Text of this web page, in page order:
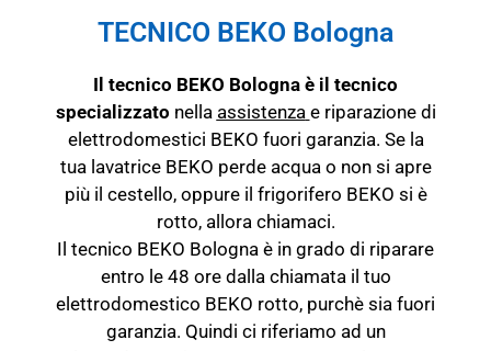
TECNICO BEKO Bologna
Il tecnico BEKO Bologna è il tecnico
specializzato nella assistenza e riparazione di
elettrodomestici BEKO fuori garanzia. Se la
tua lavatrice BEKO perde acqua o non si apre
più il cestello, oppure il frigorifero BEKO si è
rotto, allora chiamaci.
Il tecnico BEKO Bologna è in grado di riparare
entro le 48 ore dalla chiamata il tuo
elettrodomestico BEKO rotto, purchè sia fuori
garanzia. Quindi ci riferiamo ad un